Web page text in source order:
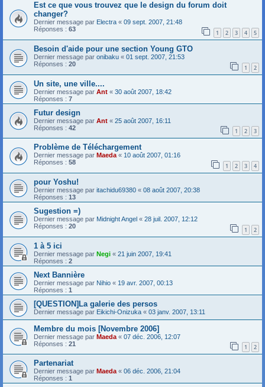
Est ce que vous trouvez que le design du forum doit
changer?
Dernier message par Electra « 09 sept. 2007, 21:48
Réponses : 63 1 2 3 4 5
Besoin d'aide pour une section Young GTO
Dernier message par onibaku « 01 sept. 2007, 21:53
Réponses : 20 1 2
Un site, une ville....
Dernier message par Ant « 30 août 2007, 18:42
Réponses : 7
Futur design
Dernier message par Ant « 25 août 2007, 16:11
Réponses : 42 1 2 3
Problème de Téléchargement
Dernier message par Maeda« 10 août 2007, 01:16
Réponses : 58 1 2 3 4
pour Yoshu!
Dernier message par itachidu69380 « 08 août 2007, 20:38
Réponses : 13
Sugestion =)
Dernier message par Midnight Angel « 28 juil. 2007, 12:12
Réponses : 20 1 2
1 à 5 ici
Dernier message par Negi « 21 juin 2007, 19:41
Réponses : 2
Next Bannière
Dernier message par Nihio « 19 avr. 2007, 00:13
Réponses : 1
[QUESTION]La galerie des persos
Dernier message par Eikichi-Onizuka « 03 janv. 2007, 13:11
Membre du mois [Novembre 2006]
Dernier message par Maeda « 07 déc. 2006, 12:07
Réponses : 21 1 2
Partenariat
Dernier message par Maeda « 06 déc. 2006, 21:04
Réponses : 1